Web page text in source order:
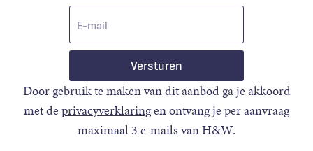
Door gebruik te maken van dit aanbod ga je akkoord
met deprivacyverklaringen ontvang je per aanvraag
maximaal 3 e-mails van H&W.